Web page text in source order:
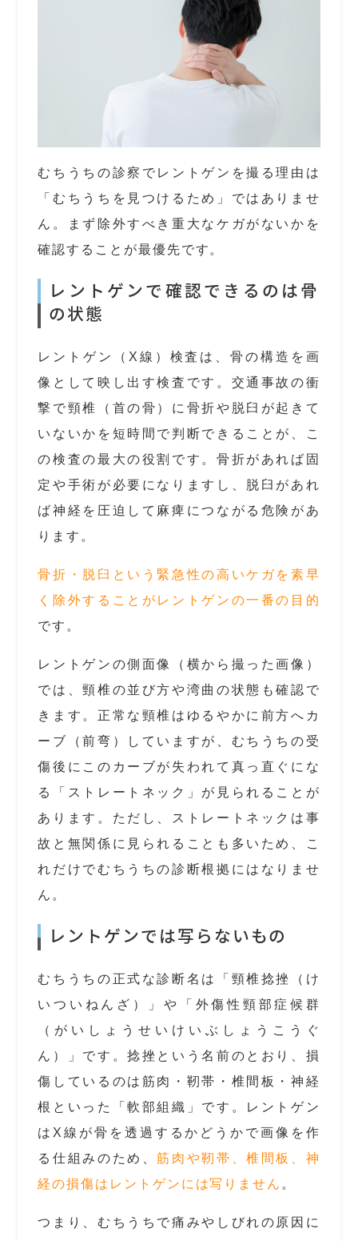
むちうちの診察でレントゲンを撮る理由は
「むちうちを見つけるため」ではありませ
ん。まず除外すべき重大なケガがないかを
確認することが最優先です。
レントゲンで確認できるのは骨
の状態
レントゲン（X線）検査は、骨の構造を画
像として映し出す検査です。交通事故の衝
撃で頸椎（首の骨）に骨折や脱臼が起きて
いないかを短時間で判断できることが、こ
の検査の最大の役割です。骨折があれば固
定や手術が必要になりますし、脱臼があれ
ば神経を圧迫して麻痺につながる危険があ
ります。
骨折・脱臼という緊急性の高いケガを素早
く除外することがレントゲンの一番の目的
です。
レントゲンの側面像（横から撮った画像）
では、頸椎の並び方や湾曲の状態も確認で
きます。正常な頸椎はゆるやかに前方へカ
ーブ（前弯）していますが、むちうちの受
傷後にこのカーブが失われて真っ直ぐにな
る「ストレートネック」が見られることが
あります。ただし、ストレートネックは事
故と無関係に見られることも多いため、こ
れだけでむちうちの診断根拠にはなりませ
ん。
レントゲンでは写らないもの
むちうちの正式な診断名は「頸椎捻挫（け
いついねんざ）」や「外傷性頸部症候群
（がいしょうせいけいぶしょうこうぐ
ん）」です。捻挫という名前のとおり、損
傷しているのは筋肉・靭帯・椎間板・神経
根といった「軟部組織」です。レントゲン
はX線が骨を透過するかどうかで画像を作
る仕組みのため、筋肉や靭帯、椎間板、神
経の損傷はレントゲンには写りません 。
つまり、むちうちで痛みやしびれの原因に